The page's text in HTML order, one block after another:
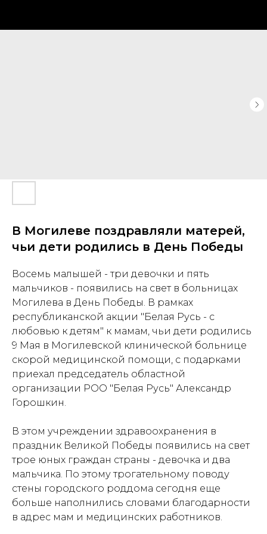
В Могилеве поздравляли матерей,
чьи дети родились в День Победы
Восемь малышей - три девочки и пять
мальчиков - появились на свет в больницах
Могилева в День Победы. В рамках
республиканской акции "Белая Русь - с
любовью к детям" к мамам, чьи дети родились
9 Мая в Могилевской клинической больнице
скорой медицинской помощи, с подарками
приехал председатель областной
организации РОО "Белая Русь" Александр
Горошкин.
В этом учреждении здравоохранения в
праздник Великой Победы появились на свет
трое юных граждан страны - девочка и два
мальчика. По этому трогательному поводу
стены городского роддома сегодня еще
больше наполнились словами благодарности
в адрес мам и медицинских работников.